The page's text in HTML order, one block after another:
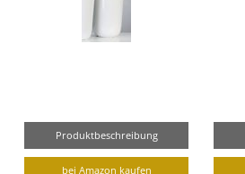
Produktbeschreibung
bei Amazon kaufen